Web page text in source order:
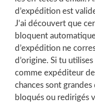
d’expédition est
J’ai découvert que
bloquent
d’expédition ne
d’origine. Si tu
comme expéditeur
chances sont
bloqués ou redirigés